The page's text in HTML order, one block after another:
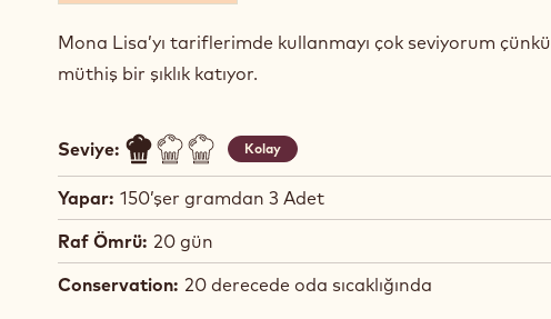
Mona Lisa’yı tariflerimde kullanmayı çok seviyorum çünkü
müthiş bir şıklık katıyor.
Seviye: Kolay
Yapar: 150’şer gramdan 3 Adet
Raf Ömrü: 20 gün
Conservation: 20 derecede oda sıcaklığında